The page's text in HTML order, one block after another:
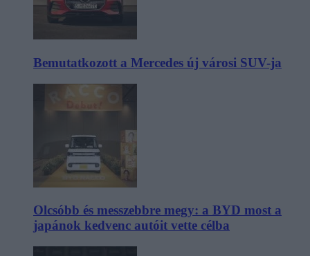
Bemutatkozott a Mercedes új városi SUV-ja
Olcsóbb és messzebbre megy: a BYD most a
japánok kedvenc autóit vette célba